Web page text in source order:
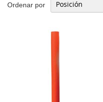
Ordenar por